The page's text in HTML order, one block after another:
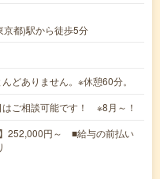
都)駅から徒歩5分
どありません。※休憩60分。
ご相談可能です！ ※8月～！
252,000円～ ■給与の前払い